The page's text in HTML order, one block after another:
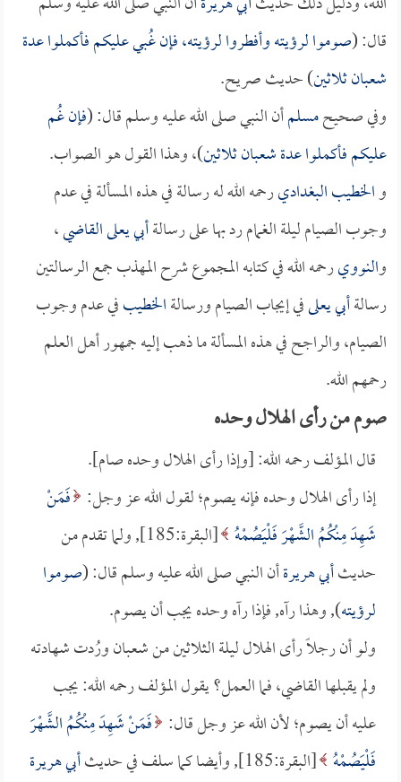
قال: (صوموا لرؤيته وأفطروا لرؤيته، فإن غُبي عليكم فأكملوا عدة
شعبان ثلاثين) حديث صريح.
وفي صحيحمسلمأن النبي صلى الله عليه وسلم قال: (فإن غُم
عليكم فأكملوا عدة شعبان ثلاثين)، وهذا القول هو الصواب.
والخطيب البغداديرحمه الله له رسالة في هذه المسألة في عدم
وجوب الصيام ليلة الغمام رد بها على رسالةأبي يعلى القاضي،
والنوويرحمه الله في كتابه المجموع شرح المهذب جمع الرسالتين
رسالةأبي يعلىفي إيجاب الصيام ورسالةالخطيبفي عدم وجوب
الصيام، والراجح في هذه المسألة ما ذهب إليه جمهور أهل العلم
رحمهم الله.
صوم من رأى الهلال وحده
قال المؤلف رحمه الله: [وإذا رأى الهلال وحده صام].
إذا رأى الهلال وحده فإنه يصوم؛ لقول الله عز وجل: فَمَنْ
شَهِدَ مِنْكُمُ الشَّهْرَ فَلْيَصُمْهُ
[البقرة:185], ولما تقدم من
حديثأبي هريرةأن النبي صلى الله عليه وسلم قال: (صوموا
لرؤيته), وهذا رآه, فإذا رآه وحده يجب أن يصوم.
ولو أن رجلاً رأى الهلال ليلة الثلاثين من شعبان ورُدت شهادته
ولم يقبلها القاضي، فما العمل؟ يقول المؤلف رحمه الله: يجب
عليه أن يصوم؛ لأن الله عز وجل قال: فَمَنْ شَهِدَ مِنْكُمُ الشَّهْرَ
فَلْيَصُمْهُ [البقرة:185], وأيضا كما سلف في حديث
أبي هريرة